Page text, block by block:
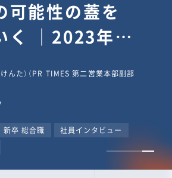
可能性の蓋を
く ｜2023年度
#PR
人たち
んた）（PR TIMES 第二営業本部副部
新卒 総合職
社員インタビュー